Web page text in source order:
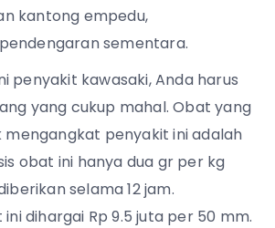
kantong empedu,
sementara.
penyakit kawasaki, Anda harus
yang cukup mahal. Obat yang
mengangkat penyakit ini adalah
obat ini hanya dua gr per kg
selama 12 jam.
dihargai Rp 9.5 juta per 50 mm.